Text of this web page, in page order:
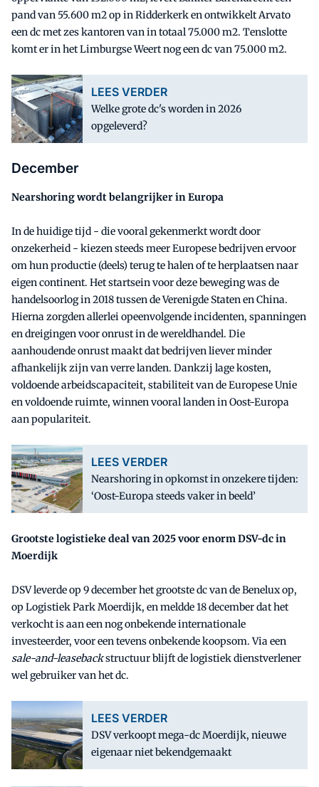
pand van 55.600 m2 op in Ridderkerk en ontwikkelt Arvato
een dc met zes kantoren van in totaal 75.000 m2. Tenslotte
komt er in het Limburgse Weert nog een dc van 75.000 m2.
LEES VERDER
Welke grote dc's worden in 2026
opgeleverd?
December
Nearshoring wordt belangrijker in Europa
In de huidige tijd - die vooral gekenmerkt wordt door
onzekerheid - kiezen steeds meer Europese bedrijven ervoor
om hun productie (deels) terug te halen of te herplaatsen naar
eigen continent. Het startsein voor deze beweging was de
handelsoorlog in 2018 tussen de Verenigde Staten en China.
Hierna zorgden allerlei opeenvolgende incidenten, spanningen
en dreigingen voor onrust in de wereldhandel. Die
aanhoudende onrust maakt dat bedrijven liever minder
afhankelijk zijn van verre landen. Dankzij lage kosten,
voldoende arbeidscapaciteit, stabiliteit van de Europese Unie
en voldoende ruimte, winnen vooral landen in Oost-Europa
aan populariteit.
LEES VERDER
Nearshoring in opkomst in onzekere tijden:
‘Oost-Europa steeds vaker in beeld’
Grootste logistieke deal van 2025 voor enorm DSV-dc in
Moerdijk
DSV leverde op 9 december het grootste dc van de Benelux op,
op Logistiek Park Moerdijk, en meldde 18 december dat het
verkocht is aan een nog onbekende internationale
investeerder, voor een tevens onbekende koopsom. Via een
sale-and-leasebackstructuur blijft de logistiek dienstverlener
wel gebruiker van het dc.
LEES VERDER
DSV verkoopt mega-dc Moerdijk, nieuwe
eigenaar niet bekendgemaakt